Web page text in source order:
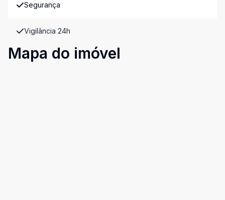
Segurança
Vigilância 24h
Mapa do imóvel